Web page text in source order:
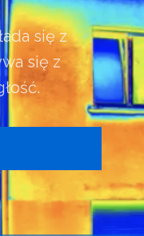
się z
się z